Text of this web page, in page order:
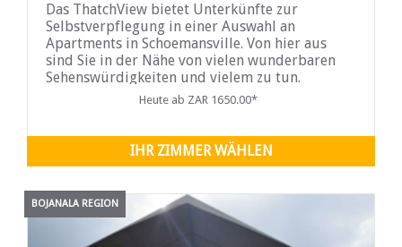
Das ThatchView bietet Unterkünfte zur
Selbstverpflegung in einer Auswahl an
Apartments in Schoemansville. Von hier aus
sind Sie in der Nähe von vielen wunderbaren
Sehenswürdigkeiten und vielem zu tun.
Thatchview-Einheiten...Heute ab ZAR 1650.00*
IHR ZIMMER WÄHLEN
BOJANALA REGION